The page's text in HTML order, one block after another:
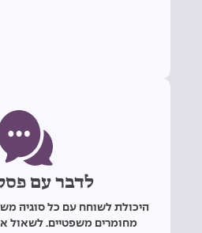
לדבר עם
היכולת לשוחח עם כל סוגיה
מחומרים משפטיים. לשאול